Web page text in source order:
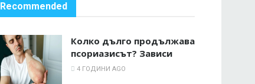
Recommended
Колко дълго продължава
псориазисът? Зависи
4 ГОДИНИ AGO